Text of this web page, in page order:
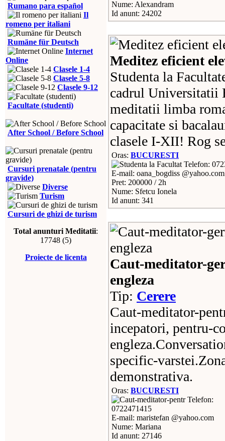
Rumano para español
Il
romeno per italiani
Rumäne für Deutsch
Internet
Online
Clasele 1-4
Clasele 5-8
Clasele 9-12
Facultate (studenti)
After School / Before School
Cursuri prenatale (pentru
gravide)
Diverse
Turism
Cursuri de ghizi de turism
Total anunturi Meditatii:
17748 (5)
Proiecte de licenta
Nume: Alexandram
Id anunt: 24202
Meditez eficient
Studenta la
cadrul Universitatii
meditatii limba
capacitate si
clasele I-XII! Rog
Oras: BUCURESTI
Telefon:
E-mail: oana_bogdiss @yahoo.com
Pret: 200000 / 2h
Nume: Sfetcu Ionela
Id anunt: 341
Caut-meditator-
engleza
Tip: Cerere
Caut-meditator-
incepatori, pentru-
specific-
demonstrativa.
Oras: BUCURESTI
Telefon:
0722471415
E-mail: maristefan @yahoo.com
Nume: Mariana
Id anunt: 27146